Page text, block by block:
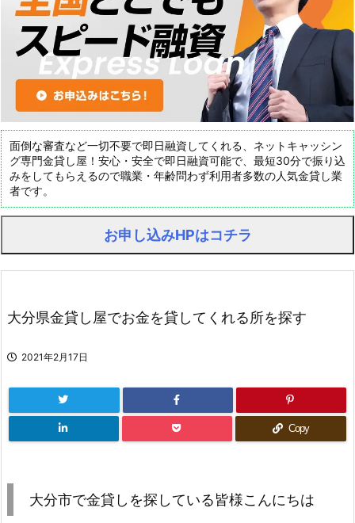
面倒な審査など一切不要で即日融資してくれる、ネットキャッシン
グ専門金貸し屋！安心・安全で即日融資可能で、最短30分で振り込
みをしてもらえるので職業・年齢問わず利用者多数の人気金貸し業
者です。
お申し込みHPはコチラ
大分県金貸し屋でお金を貸してくれる所を探す
2021年2月17日
Copy
大分市で金貸しを探している皆様こんにちは